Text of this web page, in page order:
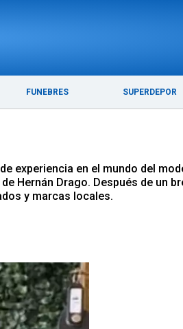
FUNEBRES SUPERDEPOR
MADRYN
experiencia en el mundo del
Hernán Drago. Después de un
y marcas locales.